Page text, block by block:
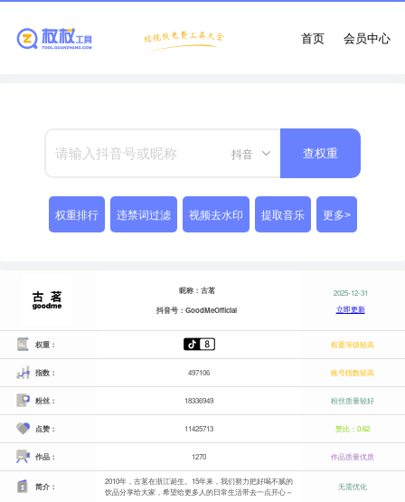
会员中心
首页
抖音 查权重
权重排行 违禁词过滤 视频去水印 提取音乐 更多>
昵称：古茗
抖音号：GoodMeOfficial
2025-12-31
立即更新
权重： 权重等级较高
指数： 497106 账号指数较高
粉丝： 18336949 粉丝质量较好
点赞： 11425713 赞比：0.62
作品： 1270 作品质量优质
简介：
2010年，古茗在浙江诞生。15年来，我们努力把好喝不腻的
饮品分享给大家，希望给更多人的日常生活带去一点开心～
无需优化